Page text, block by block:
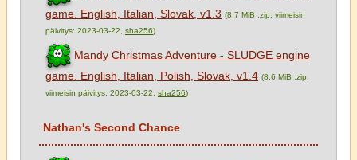
game. English, Italian, Slovak, v1.3 (8.7 MiB .zip, viimeisin
päivitys: 2023-03-22, sha256)
Mandy Christmas Adventure - SLUDGE engine
game. English, Italian, Polish, Slovak, v1.4 (8.6 MiB .zip,
viimeisin päivitys: 2023-03-22, sha256)
Nathan's Second Chance